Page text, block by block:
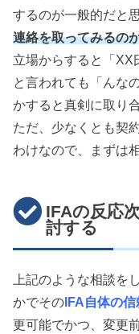
するのが一般的だと
連絡を取ってみるの
立場からすると「XX
と言われても「んな
かすると真剣に取り
ただ、少なくとも契
わけなので、まずは
IFAの反応
討する
上記のような相談を
かでそのIFA自体の信
更可能でかつ、変更